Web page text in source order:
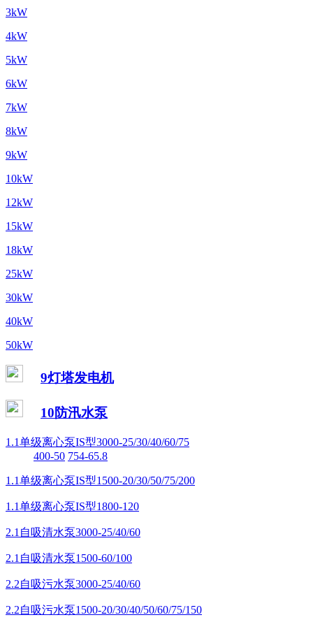
3kW
4kW
5kW
6kW
7kW
8kW
9kW
10kW
12kW
15kW
18kW
25kW
30kW
40kW
50kW
9灯塔发电机
10防汛水泵
1.1单级离心泵IS型3000-25/30/40/60/75
400-50 754-65.8
1.1单级离心泵IS型1500-20/30/50/75/200
1.1单级离心泵IS型1800-120
2.1自吸清水泵3000-25/40/60
2.1自吸清水泵1500-60/100
2.2自吸污水泵3000-25/40/60
2.2自吸污水泵1500-20/30/40/50/60/75/150